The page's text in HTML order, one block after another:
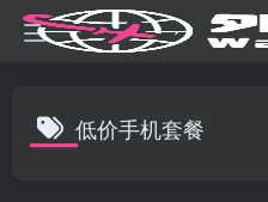
低价手机套餐